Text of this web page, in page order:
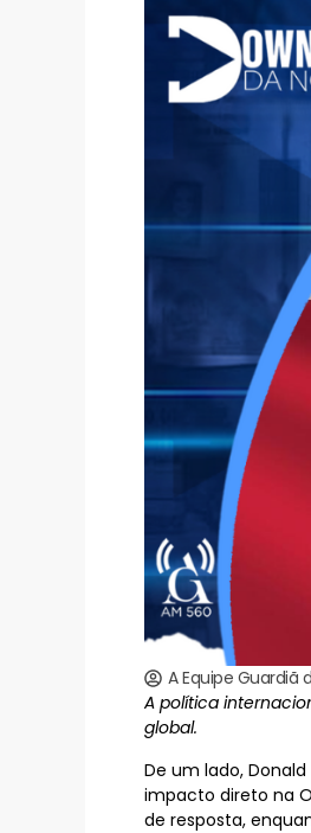
A Equipe Guardiã
A política
global.
De um lado,
impacto direto na
de resposta,